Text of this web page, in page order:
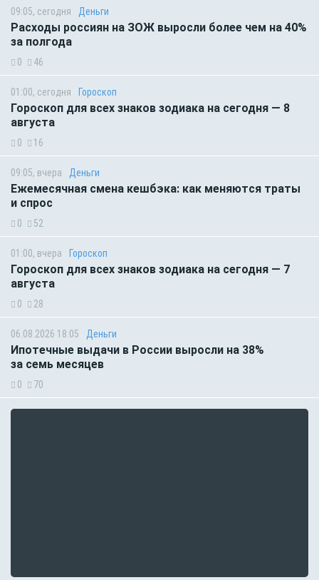
09:05, сегодня Деньги
Расходы россиян на ЗОЖ выросли более чем на 40%
за полгода
0 46
01:00, сегодня Гороскоп
Гороскоп для всех знаков зодиака на сегодня — 8
августа
0 16
09:05, вчера Деньги
Ежемесячная смена кешбэка: как меняются траты
и спрос
0 52
01:00, вчера Гороскоп
Гороскоп для всех знаков зодиака на сегодня — 7
августа
0 28
06.08.2026 18:05 Деньги
Ипотечные выдачи в России выросли на 38%
за семь месяцев
0 70